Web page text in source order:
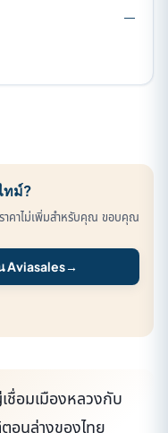
—
ทม์?
าคาไม่เพิ่มสำหรับคุณ ขอบคุณ
Aviasales→
ชื่อมเมืองหลวงกับ
อนล่างของไทย